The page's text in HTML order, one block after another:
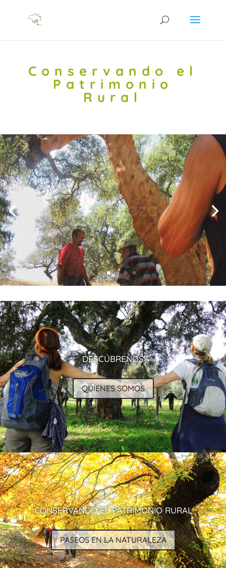
Conservando el
Patrimonio
Rural
Paisanaje
DESCÚBRENOS
QUÍENES SOMOS
CONSERVANDO EL PATRIMONIO RURAL
PASEOS EN LA NATURALEZA